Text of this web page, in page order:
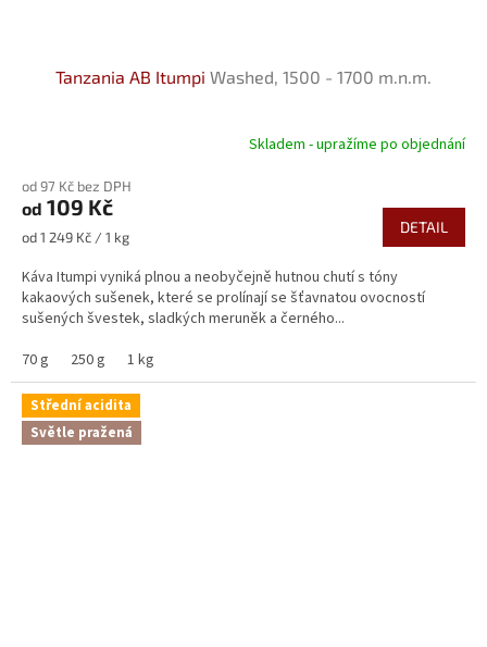
Tanzania AB Itumpi Washed, 1500 - 1700 m.n.m.
Skladem - upražíme po objednání
od 97 Kč bez DPH
od 109 Kč
Měrná
od 1 249 Kč / 1 kg
DETAIL
Káva Itumpi vyniká plnou a neobyčejně hutnou chutí s tóny
kakaových sušenek, které se prolínají se šťavnatou ovocností
sušených švestek, sladkých meruněk a černého...
70 g
250 g 1 kg
Střední acidita
Světle pražená